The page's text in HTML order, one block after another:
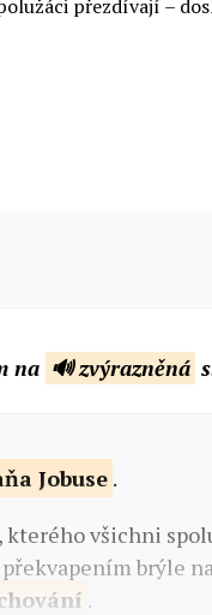
přezdívají –
na 🔊 zvýrazněná
Jobuse .
kterého všichni
brýle
.